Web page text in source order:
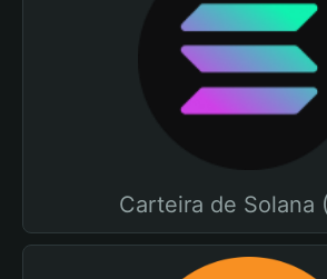
Carteira de Solana